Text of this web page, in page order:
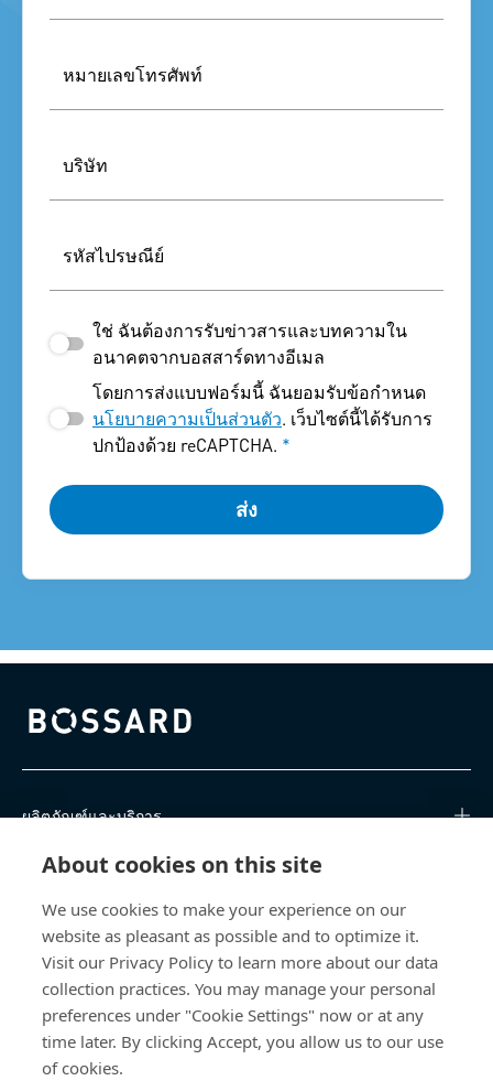
About cookies on this site
We use cookies to make your experience on our
website as pleasant as possible and to optimize it.
Visit our Privacy Policy to learn more about our data
collection practices. You may manage your personal
preferences under "Cookie Settings" now or at any
time later. By clicking Accept, you allow us to our use
of cookies.
หมายเลขโทรศัพท์
บริษัท
รหัสไปรษณีย์
ใช่ ฉันต้องการรับข่าวสารและบทความใน
อนาคตจากบอสสาร์ดทางอีเมล
โดยการส่งแบบฟอร์มนี้ ฉันยอมรับข้อกำหนด
นโยบายความเป็นส่วนตัว. เว็บไซต์นี้ได้รับการ
ปกป้องด้วย reCAPTCHA. *
ส่ง
Bossard homepage
ผลิตภัณฑ์และบริการ
ศูนย์การเรียนรู้
การเข้าถึงโดยตรง
เกี่ยวกับเรา
Bossard (Thailand) Limited